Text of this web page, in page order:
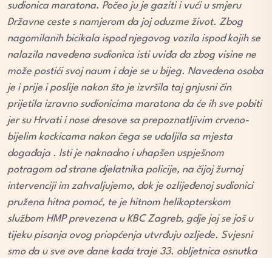
sudionica maratona. Počeo ju je gaziti i vući u smjeru
Državne ceste s namjerom da joj oduzme život. Zbog
nagomilanih bicikala ispod njegovog vozila ispod kojih se
nalazila navedena sudionica isti uviđa da zbog visine ne
može postići svoj naum i daje se u bijeg. Navedena osoba
je i prije i poslije nakon što je izvršila taj gnjusni čin
prijetila izravno sudionicima maratona da će ih sve pobiti
jer su Hrvati i nose dresove sa prepoznatljivim crveno-
bijelim kockicama nakon čega se udaljila sa mjesta
događaja . Isti je naknadno i uhapšen uspješnom
potragom od strane djelatnika policije, na čijoj žurnoj
intervenciji im zahvaljujemo, dok je ozlijeđenoj sudionici
pružena hitna pomoć, te je hitnom helikopterskom
službom HMP prevezena u KBC Zagreb, gdje joj se još u
tijeku pisanja ovog priopćenja utvrđuju ozljede. Svjesni
smo da u sve ove dane kada traje 33. obljetnica osnutka